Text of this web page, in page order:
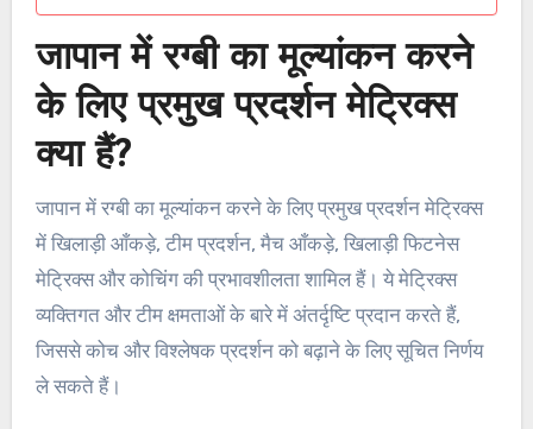
जापान में रग्बी का मूल्यांकन करने
के लिए प्रमुख प्रदर्शन मेट्रिक्स
क्या हैं?
जापान में रग्बी का मूल्यांकन करने के लिए प्रमुख प्रदर्शन मेट्रिक्स
में खिलाड़ी आँकड़े, टीम प्रदर्शन, मैच आँकड़े, खिलाड़ी फिटनेस
मेट्रिक्स और कोचिंग की प्रभावशीलता शामिल हैं। ये मेट्रिक्स
व्यक्तिगत और टीम क्षमताओं के बारे में अंतर्दृष्टि प्रदान करते हैं,
जिससे कोच और विश्लेषक प्रदर्शन को बढ़ाने के लिए सूचित निर्णय
ले सकते हैं।